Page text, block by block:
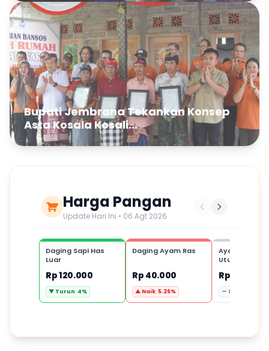
Bupati Jembrana Tekankan Konsep
Asta Kosala Kosali...
Harga Pangan
Update Hari Ini • 06 Agt 2026
Daging Sapi Has
Luar
Rp 120.000
▼ Turun 4%
Daging Ayam Ras
Rp 40.000
▲ Naik 5.26%
Ayam
Utuh,1 ekor
Rp 80.000
— Stabil 0%